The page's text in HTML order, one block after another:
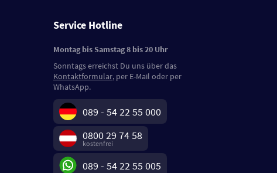
Service Hotline
Montag bis Samstag 8 bis 20 Uhr
Sonntags erreichst Du uns über das
Kontaktformular, per E-Mail oder per
WhatsApp.
089 - 54 22 55 000
0800 29 74 58
kostenfrei
089 - 54 22 55 005